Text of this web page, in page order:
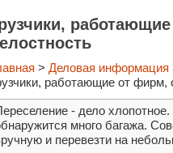
> Деловая информация
работающие от фирм,
- дело
много багажа.
и перевезти на